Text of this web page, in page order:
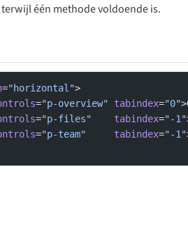
één methode voldoende is.
="horizontal">
="p-overview" tabindex="0"
="p-files"
    tabindex
="-1"
="p-team"
     tabindex
="-1"